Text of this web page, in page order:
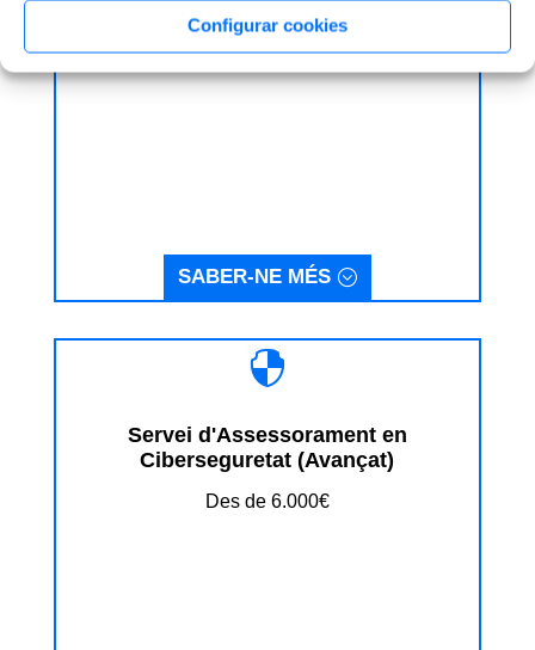
Configurar cookies
SABER-NE MÉS

Servei d'Assessorament en
Ciberseguretat (Avançat)
Des de 6.000€